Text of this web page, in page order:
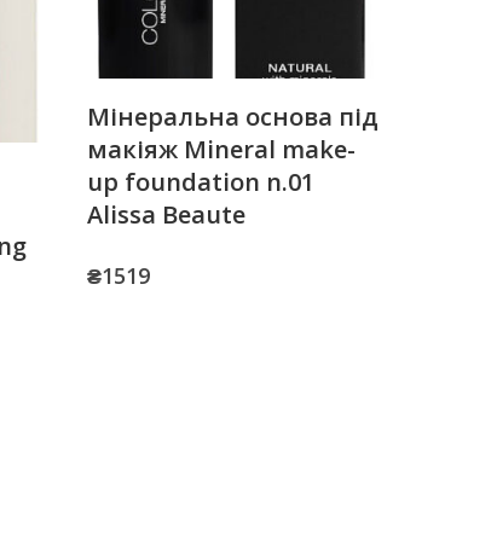
Мінеральна основа під
макіяж Mineral make-
up foundation n.01
Alissa Beaute
₴1519